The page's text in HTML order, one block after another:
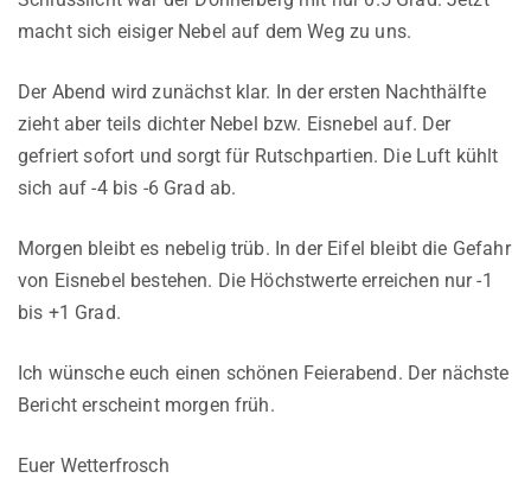
macht sich eisiger Nebel auf dem Weg zu uns.
Der Abend wird zunächst klar. In der ersten Nachthälfte
zieht aber teils dichter Nebel bzw. Eisnebel auf. Der
gefriert sofort und sorgt für Rutschpartien. Die Luft kühlt
sich auf -4 bis -6 Grad ab.
Morgen bleibt es nebelig trüb. In der Eifel bleibt die Gefahr
von Eisnebel bestehen. Die Höchstwerte erreichen nur -1
bis +1 Grad.
Ich wünsche euch einen schönen Feierabend. Der nächste
Bericht erscheint morgen früh.
Euer Wetterfrosch